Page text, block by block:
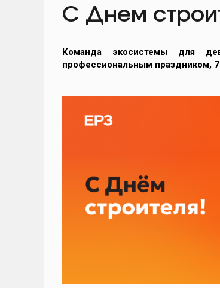
С Днем
Команда экосистемы для
профессиональным праздником,